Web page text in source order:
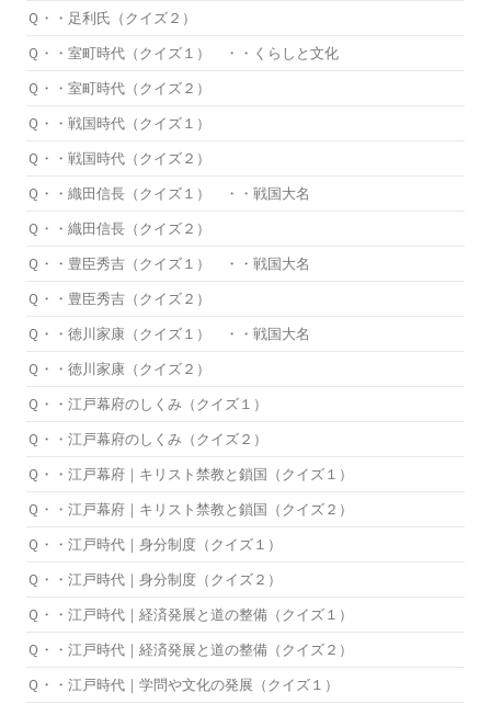
Ｑ・・足利氏（クイズ２）
Ｑ・・室町時代（クイズ１） ・・くらしと文化
Ｑ・・室町時代（クイズ２）
Ｑ・・戦国時代（クイズ１）
Ｑ・・戦国時代（クイズ２）
Ｑ・・織田信長（クイズ１） ・・戦国大名
Ｑ・・織田信長（クイズ２）
Ｑ・・豊臣秀吉（クイズ１） ・・戦国大名
Ｑ・・豊臣秀吉（クイズ２）
Ｑ・・徳川家康（クイズ１） ・・戦国大名
Ｑ・・徳川家康（クイズ２）
Ｑ・・江戸幕府のしくみ（クイズ１）
Ｑ・・江戸幕府のしくみ（クイズ２）
Ｑ・・江戸幕府｜キリスト禁教と鎖国（クイズ１）
Ｑ・・江戸幕府｜キリスト禁教と鎖国（クイズ２）
Ｑ・・江戸時代｜身分制度（クイズ１）
Ｑ・・江戸時代｜身分制度（クイズ２）
Ｑ・・江戸時代｜経済発展と道の整備（クイズ１）
Ｑ・・江戸時代｜経済発展と道の整備（クイズ２）
Ｑ・・江戸時代｜学問や文化の発展（クイズ１）